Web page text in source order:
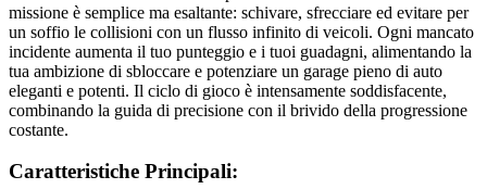
missione è semplice ma esaltante: schivare, sfrecciare ed evitare per
un soffio le collisioni con un flusso infinito di veicoli. Ogni mancato
incidente aumenta il tuo punteggio e i tuoi guadagni, alimentando la
tua ambizione di sbloccare e potenziare un garage pieno di auto
eleganti e potenti. Il ciclo di gioco è intensamente soddisfacente,
combinando la guida di precisione con il brivido della progressione
costante.
Caratteristiche Principali: